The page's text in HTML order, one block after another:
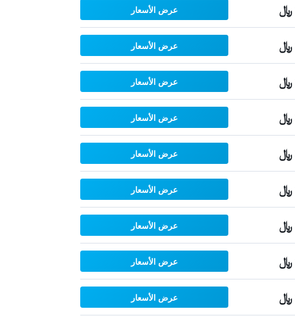
عرض الأسعار
عرض الأسعار
عرض الأسعار
عرض الأسعار
عرض الأسعار
عرض الأسعار
عرض الأسعار
عرض الأسعار
عرض الأسعار